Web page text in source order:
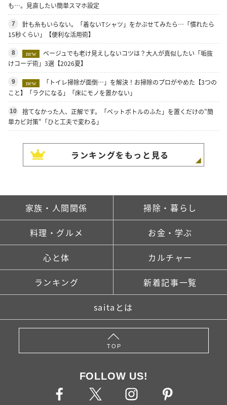
も…。見直したい簡単スマホ設定
7
針も糸もいらない。「着ないTシャツ」をかぶせてみたら…「慣れたら
15秒くらい」【便利な活用術】
8 new
ベージュでも老け見えしないコツは？大人が真似したい「垢抜
けコーデ術」3選【2026夏】
9 new
「トイレ掃除が面倒…」を解決！お掃除のプロがやめた【3つの
こと】「ラクになる」「床にモノを置かない」
10
捨てなかった人、正解です。「ペットボトルのふた」を置くだけの"簡
単カビ対策"「ひと工夫で変わる」
ランキングをもっと見る
家族・人間関係 掃除・暮らし
料理・グルメ お金・学ぶ
心と体 カルチャー
ランキング 新着記事一覧
saitaとは
TOP
FOLLOW US!